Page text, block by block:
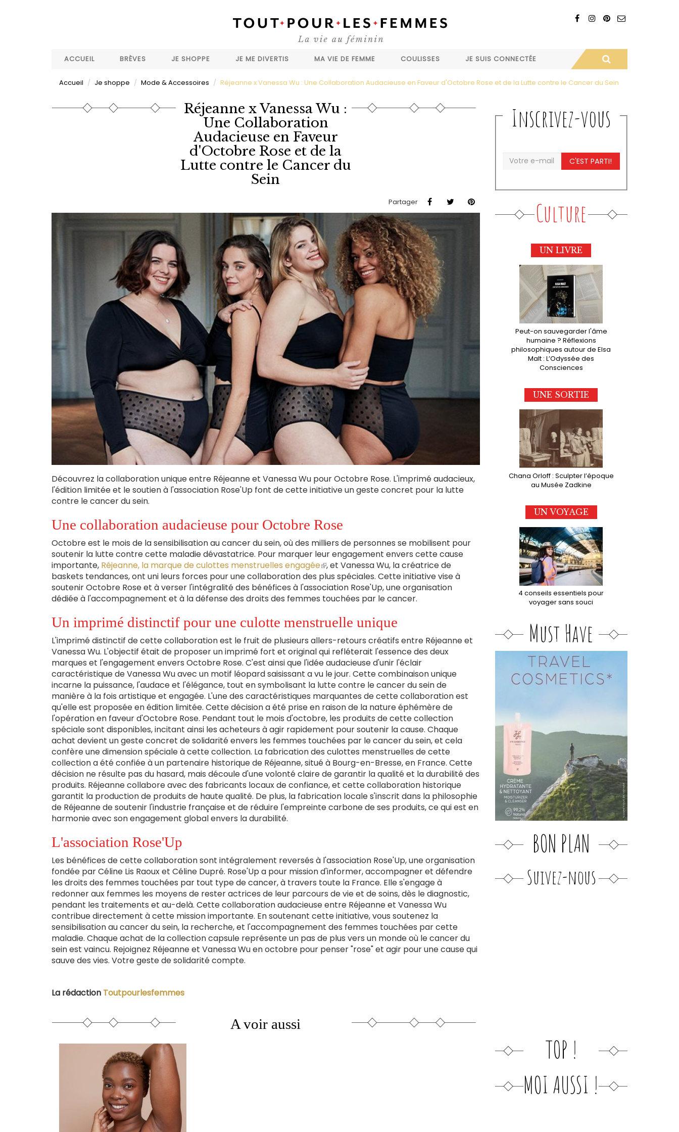
ACCUEIL
BRÈVES JE SHOPPE JE ME DIVERTIS MA VIE DE FEMME COULISSES JE SUIS CONNECTÉE
Accueil Je shoppe Mode & Accessoires Réjeanne x Vanessa Wu : Une Collaboration Audacieuse en Faveur d'Octobre Rose et de la Lutte contre le Cancer du Sein
Réjeanne x Vanessa Wu :
Une Collaboration
Audacieuse en Faveur
d'Octobre Rose et de la
Lutte contre le Cancer du
Sein
Partager
Découvrez la collaboration unique entre Réjeanne et Vanessa Wu pour Octobre Rose. L'imprimé audacieux,
l'édition limitée et le soutien à l'association Rose'Up font de cette initiative un geste concret pour la lutte
contre le cancer du sein.
Une collaboration audacieuse pour Octobre Rose
Octobre est le mois de la sensibilisation au cancer du sein, où des milliers de personnes se mobilisent pour
soutenir la lutte contre cette maladie dévastatrice. Pour marquer leur engagement envers cette cause
importante, Réjeanne, la marque de culottes menstruelles engagée(le
lien
est
externe)
, et Vanessa Wu, la créatrice de
baskets tendances, ont uni leurs forces pour une collaboration des plus spéciales. Cette initiative vise à
soutenir Octobre Rose et à verser l'intégralité des bénéfices à l'association Rose'Up, une organisation
dédiée à l'accompagnement et à la défense des droits des femmes touchées par le cancer.
Un imprimé distinctif pour une culotte menstruelle unique
L'imprimé distinctif de cette collaboration est le fruit de plusieurs allers-retours créatifs entre Réjeanne et
Vanessa Wu. L'objectif était de proposer un imprimé fort et original qui refléterait l'essence des deux
marques et l'engagement envers Octobre Rose. C'est ainsi que l'idée audacieuse d'unir l'éclair
caractéristique de Vanessa Wu avec un motif léopard saisissant a vu le jour. Cette combinaison unique
incarne la puissance, l'audace et l'élégance, tout en symbolisant la lutte contre le cancer du sein de
manière à la fois artistique et engagée. L'une des caractéristiques marquantes de cette collaboration est
qu'elle est proposée en édition limitée. Cette décision a été prise en raison de la nature éphémère de
l'opération en faveur d'Octobre Rose. Pendant tout le mois d'octobre, les produits de cette collection
spéciale sont disponibles, incitant ainsi les acheteurs à agir rapidement pour soutenir la cause. Chaque
achat devient un geste concret de solidarité envers les femmes touchées par le cancer du sein, et cela
confère une dimension spéciale à cette collection. La fabrication des culottes menstruelles de cette
collection a été confiée à un partenaire historique de Réjeanne, situé à Bourg-en-Bresse, en France. Cette
décision ne résulte pas du hasard, mais découle d'une volonté claire de garantir la qualité et la durabilité des
produits. Réjeanne collabore avec des fabricants locaux de confiance, et cette collaboration historique
garantit la production de produits de haute qualité. De plus, la fabrication locale s'inscrit dans la philosophie
de Réjeanne de soutenir l'industrie française et de réduire l'empreinte carbone de ses produits, ce qui est en
harmonie avec son engagement global envers la durabilité.
L'association Rose'Up
Les bénéfices de cette collaboration sont intégralement reversés à l'association Rose'Up, une organisation
fondée par Céline Lis Raoux et Céline Dupré. Rose'Up a pour mission d'informer, accompagner et défendre
les droits des femmes touchées par tout type de cancer, à travers toute la France. Elle s'engage à
redonner aux femmes les moyens de rester actrices de leur parcours de vie et de soins, dès le diagnostic,
pendant les traitements et au-delà. Cette collaboration audacieuse entre Réjeanne et Vanessa Wu
contribue directement à cette mission importante. En soutenant cette initiative, vous soutenez la
sensibilisation au cancer du sein, la recherche, et l'accompagnement des femmes touchées par cette
maladie. Chaque achat de la collection capsule représente un pas de plus vers un monde où le cancer du
sein est vaincu. Rejoignez Réjeanne et Vanessa Wu en octobre pour penser "rose" et agir pour une cause qui
sauve des vies. Votre geste de solidarité compte.
La rédaction Toutpourlesfemmes
A voir aussi
Inscrivez-vous
C'EST PARTI!
Culture
UN LIVRE
Peut-on sauvegarder l'âme
humaine ? Réflexions
philosophiques autour de Elsa
Malt : L’Odyssée des
Consciences
UNE SORTIE
Chana Orloff : Sculpter l’époque
au Musée Zadkine
UN VOYAGE
4 conseils essentiels pour
voyager sans souci
Must Have
BON PLAN
Suivez-nous
TOP !
MOI AUSSI !